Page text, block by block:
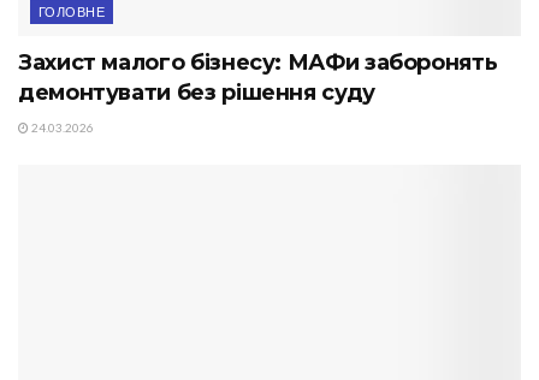
ГОЛОВНЕ
Захист малого бізнесу: МАФи заборонять
демонтувати без рішення суду
24.03.2026